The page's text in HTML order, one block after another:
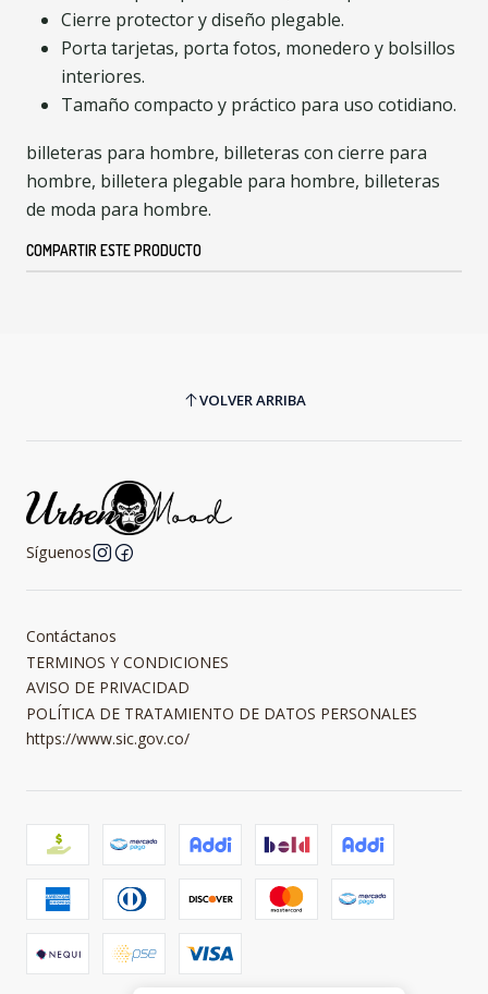
Cierre protector y diseño plegable.
Porta tarjetas, porta fotos, monedero y bolsillos
interiores.
Tamaño compacto y práctico para uso cotidiano.
billeteras para hombre, billeteras con cierre para
hombre, billetera plegable para hombre, billeteras
de moda para hombre.
COMPARTIR ESTE PRODUCTO
VOLVER ARRIBA
Síguenos
Contáctanos
TERMINOS Y CONDICIONES
AVISO DE PRIVACIDAD
POLÍTICA DE TRATAMIENTO DE DATOS PERSONALES
https://www.sic.gov.co/